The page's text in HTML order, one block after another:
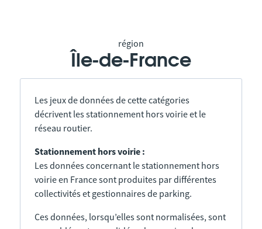
région
Île-de-France
Les jeux de données de cette catégories
décrivent les stationnement hors voirie et le
réseau routier.
Stationnement hors voirie :
Les données concernant le stationnement hors
voirie en France sont produites par différentes
collectivités et gestionnaires de parking.
Ces données, lorsqu’elles sont normalisées, sont